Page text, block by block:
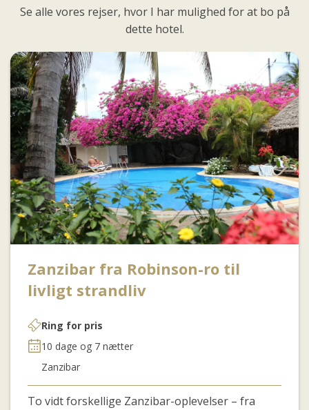
Se alle vores rejser, hvor I har mulighed for at bo på
dette hotel.
Zanzibar fra Robinson-ro til
livligt strandliv
Ring for pris
10 dage og 7 nætter
Zanzibar
To vidt forskellige Zanzibar-oplevelser – fra